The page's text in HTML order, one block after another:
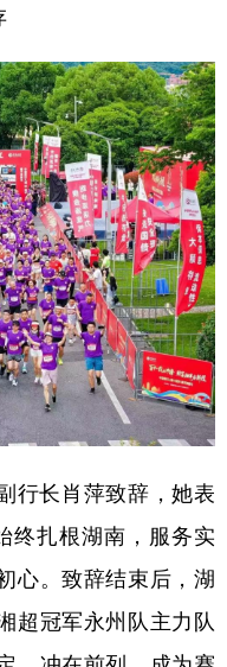
长肖萍致辞，她表
终扎根湖南，服务实
心。致辞结束后，湖
超冠军永州队主力队